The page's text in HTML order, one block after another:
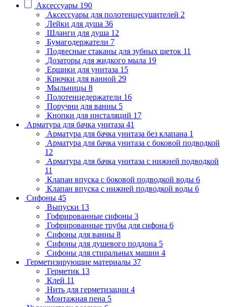
Аксессуары 190
Аксессуары для полотенцесушителей 2
Лейки для душа 36
Шланги для душа 12
Бумагодержатели 7
Подвесные стаканы для зубных щеток 11
Дозаторы для жидкого мыла 19
Ершики для унитаза 15
Крючки для ванной 29
Мыльницы 8
Полотенцедержатели 16
Поручни для ванны 5
Кнопки для инсталяций 17
Арматура для бачка унитаза 41
Арматура для бачка унитаза без клапана 1
Арматура для бачка унитаза с боковой подводкой
12
Арматура для бачка унитаза с нижней подводкой
11
Клапан впуска с боковой подводкой воды 6
Клапан впуска с нижней подводкой воды 6
Сифоны 45
Выпуски 13
Гофрированные сифоны 3
Гофрированные трубы для сифона 6
Сифоны для ванны 8
Сифоны для душевого поддона 5
Сифоны для стиральных машин 4
Герметизирующие материалы 37
Герметик 13
Клей 11
Нить для герметизации 4
Монтажная пена 5